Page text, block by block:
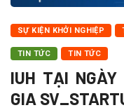
SỰ KIỆN KHỞI NGHIỆP
TIN TỨC TIN TỨC
IUH TẠI NGÀY
GIA